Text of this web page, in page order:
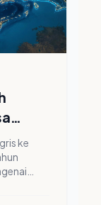
ke